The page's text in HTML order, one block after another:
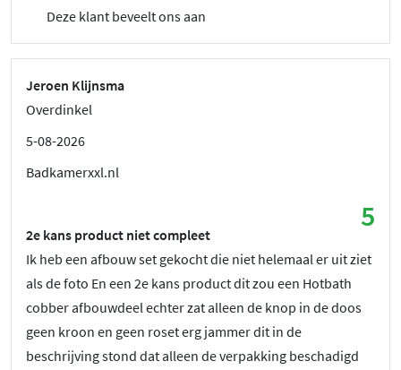
Deze klant beveelt ons aan
Jeroen Klijnsma
Overdinkel
5-08-2026
Badkamerxxl.nl
5
2e kans product niet compleet
Ik heb een afbouw set gekocht die niet helemaal er uit ziet
als de foto En een 2e kans product dit zou een Hotbath
cobber afbouwdeel echter zat alleen de knop in de doos
geen kroon en geen roset erg jammer dit in de
beschrijving stond dat alleen de verpakking beschadigd